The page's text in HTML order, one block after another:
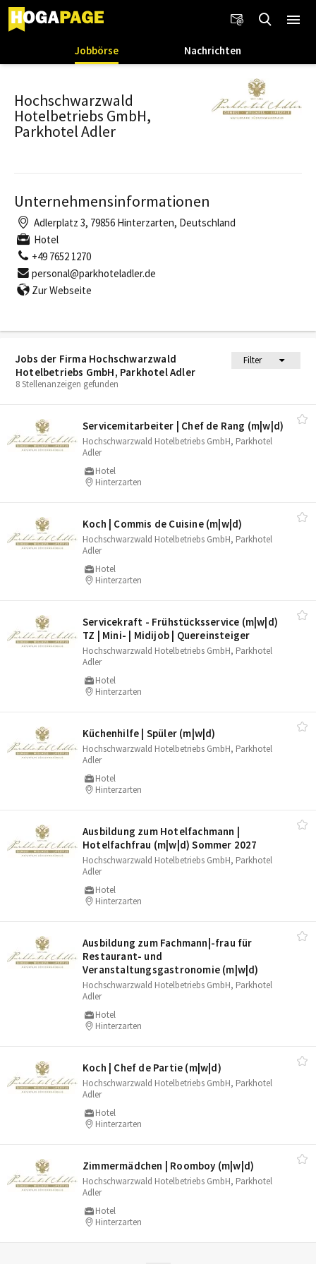
Jobbörse Nachrichten
Jobs der Firma Hochschwarzwald
Hotelbetriebs GmbH, Parkhotel Adler
Filter
8 Stellenanzeigen gefunden
Servicemitarbeiter | Chef de Rang (m|w|d)
Hochschwarzwald Hotelbetriebs GmbH, Parkhotel
Adler
Hotel
Hinterzarten
Koch | Commis de Cuisine (m|w|d)
Hochschwarzwald Hotelbetriebs GmbH, Parkhotel
Adler
Hotel
Hinterzarten
Servicekraft - Frühstücksservice (m|w|d)
TZ | Mini- | Midijob | Quereinsteiger
Hochschwarzwald Hotelbetriebs GmbH, Parkhotel
Adler
Hotel
Hinterzarten
Küchenhilfe | Spüler (m|w|d)
Hochschwarzwald Hotelbetriebs GmbH, Parkhotel
Adler
Hotel
Hinterzarten
Ausbildung zum Hotelfachmann |
Hotelfachfrau (m|w|d) Sommer 2027
Hochschwarzwald Hotelbetriebs GmbH, Parkhotel
Adler
Hotel
Hinterzarten
Ausbildung zum Fachmann|-frau für
Restaurant- und
Veranstaltungsgastronomie (m|w|d)
Hochschwarzwald Hotelbetriebs GmbH, Parkhotel
Adler
Hotel
Hinterzarten
Koch | Chef de Partie (m|w|d)
Hochschwarzwald Hotelbetriebs GmbH, Parkhotel
Adler
Hotel
Hinterzarten
Zimmermädchen | Roomboy (m|w|d)
Hochschwarzwald Hotelbetriebs GmbH, Parkhotel
Adler
Hotel
Hinterzarten
Hochschwarzwald
Hotelbetriebs GmbH,
Parkhotel Adler
Unternehmensinformationen
Adlerplatz 3, 79856 Hinterzarten, Deutschland
Hotel
+49 7652 1270
personal@parkhoteladler.de
Zur Webseite